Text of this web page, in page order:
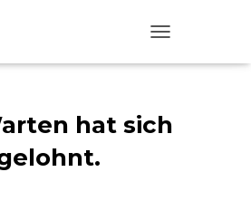
hat sich